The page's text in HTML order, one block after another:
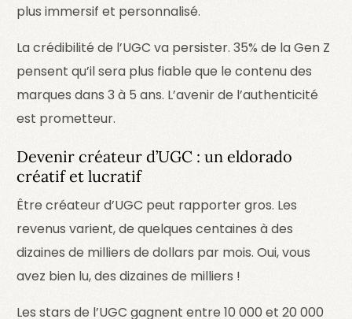
plus immersif et personnalisé.
La crédibilité de l’UGC va persister. 35% de la Gen Z
pensent qu’il sera plus fiable que le contenu des
marques dans 3 à 5 ans. L’avenir de l’authenticité
est prometteur.
Devenir créateur d’UGC : un eldorado
créatif et lucratif
Être créateur d’UGC peut rapporter gros. Les
revenus varient, de quelques centaines à des
dizaines de milliers de dollars par mois. Oui, vous
avez bien lu, des dizaines de milliers !
Les stars de l’UGC gagnent entre 10 000 et 20 000